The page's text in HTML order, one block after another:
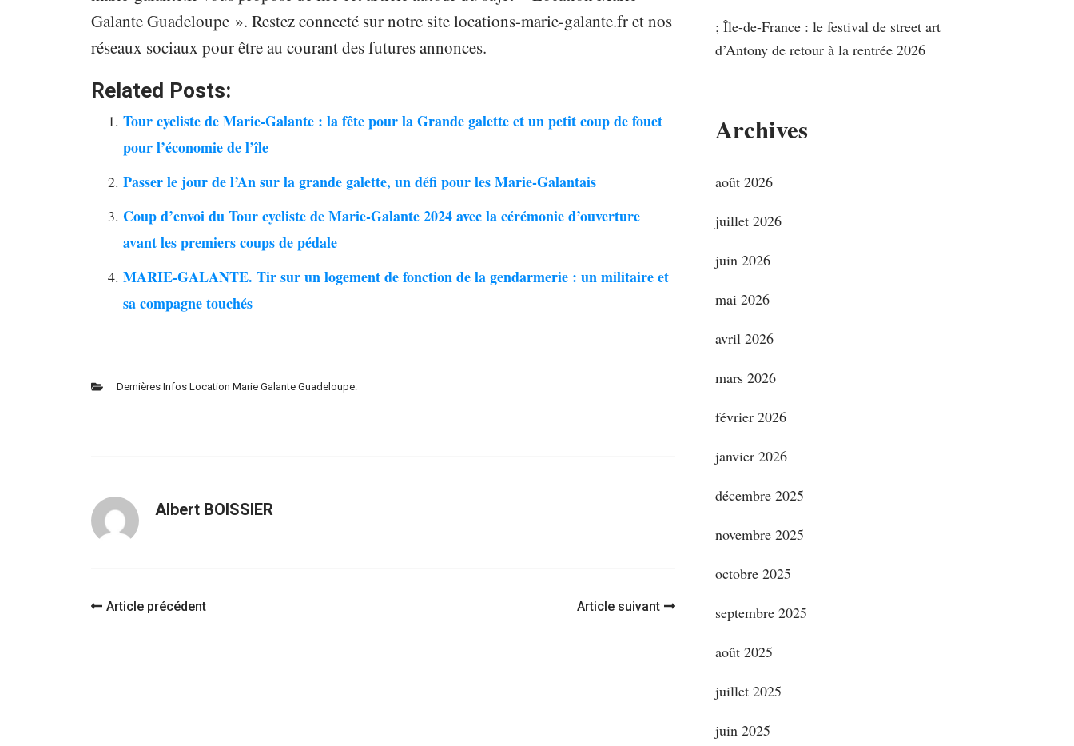
Galante Guadeloupe ». Restez connecté sur notre site locations-marie-galante.fr et nos
réseaux sociaux pour être au courant des futures annonces.
Related Posts:
Tour cycliste de Marie-Galante : la fête pour la Grande galette et un petit coup de fouet
pour l’économie de l’île
Passer le jour de l’An sur la grande galette, un défi pour les Marie-Galantais
Coup d’envoi du Tour cycliste de Marie-Galante 2024 avec la cérémonie d’ouverture
avant les premiers coups de pédale
MARIE-GALANTE. Tir sur un logement de fonction de la gendarmerie : un militaire et
sa compagne touchés
Dernières Infos Location Marie Galante Guadeloupe:
Albert BOISSIER
Navigation
Article précédent Article suivant
; Île-de-France : le festival de street art
d’Antony de retour à la rentrée 2026
Archives
août 2026
juillet 2026
juin 2026
mai 2026
avril 2026
mars 2026
février 2026
janvier 2026
décembre 2025
novembre 2025
octobre 2025
septembre 2025
août 2025
juillet 2025
juin 2025